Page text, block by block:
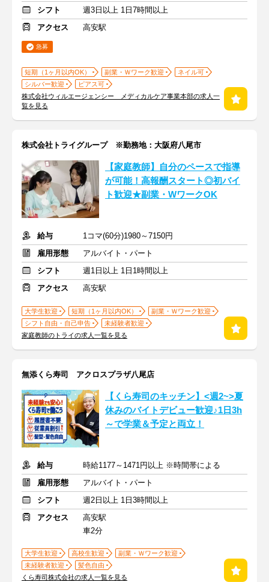
シフト
週3日以上 1日7時間以上
アクセス
高安駅
急募
短期（1ヶ月以内OK） 副業・Ｗワーク歓迎
ネイル可
シルバー歓迎
ピアス可
株式会社ウィルエージェンシー メディカルケア事業本部の求人一
覧を見る
株式会社トライグループ ※勤務地：大阪府八尾市
【家庭教師】自分のペースで指導
が可能！高報酬スタート◎初バイ
ト歓迎★副業・WワークOK
給与
1コマ(60分)1980～7150円
雇用形態
アルバイト・パート
シフト
週1日以上 1日1時間以上
アクセス
高安駅
大学生歓迎 短期（1ヶ月以内OK）
副業・Ｗワーク歓迎
シフト自由・自己申告
未経験者歓迎
家庭教師のトライの求人一覧を見る
無添くら寿司 アクロスプラザ八尾店
【くら寿司のキッチン】<週2~>夏
休みのバイトデビュー歓迎♪1日3h
～で学業＆予定と両立！
給与
時給1177～1471円以上 ※時間帯による
雇用形態
アルバイト・パート
シフト
週2日以上 1日3時間以上
アクセス
高安駅
車2分
大学生歓迎 高校生歓迎
副業・Ｗワーク歓迎
未経験者歓迎
髪色自由
くら寿司株式会社の求人一覧を見る